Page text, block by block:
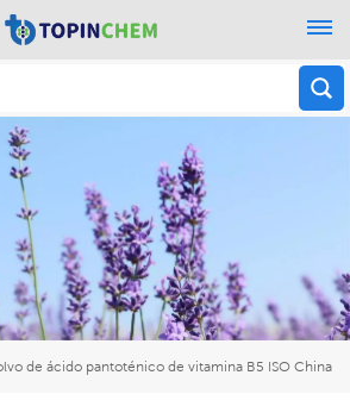
de ácido pantoténico de vitamina B5 ISO China